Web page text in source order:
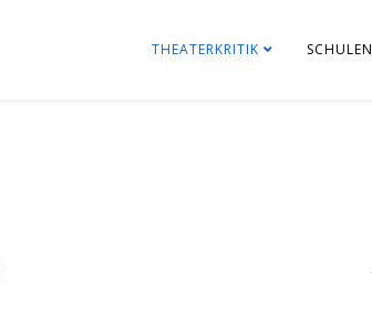
THEATERKRITIK SCHULEN